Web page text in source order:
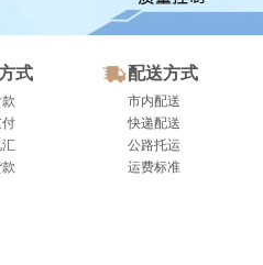
式 配送方式
市内配送
快递配送
公路托运
运费标准